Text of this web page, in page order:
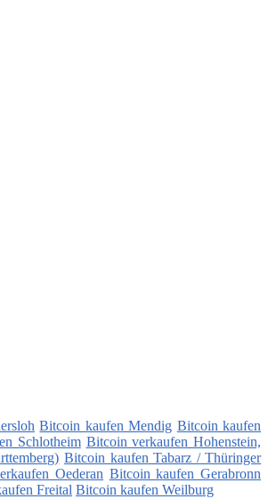
Bitcoin kaufen Mendig Bitcoin kaufen
Schlotheim Bitcoin verkaufen Hohenstein,
Bitcoin kaufen Tabarz / Thüringer
Oederan Bitcoin kaufen Gerabronn
Freital Bitcoin kaufen Weilburg